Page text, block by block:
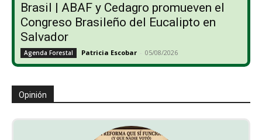
Brasil | ABAF y Cedagro promueven el
Congreso Brasileño del Eucalipto en
Salvador
Agenda Forestal Patricia Escobar - 05/08/2026
Opinión